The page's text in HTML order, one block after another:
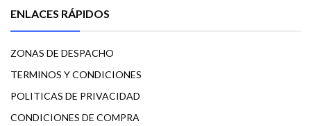
ENLACES RÁPIDOS
ZONAS DE DESPACHO
TERMINOS Y CONDICIONES
POLITICAS DE PRIVACIDAD
CONDICIONES DE COMPRA